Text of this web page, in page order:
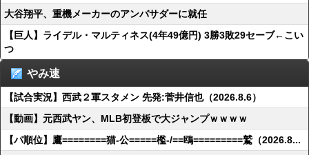
大谷翔平、重機メーカーのアンバサダーに就任
【巨人】ライデル・マルティネス(4年49億円) 3勝3敗29セーブ←こい
つ
やみ速
【試合実況】西武２軍スタメン 先発:菅井信也（2026.8.6）
【動画】元西武ヤン、MLB初登板で大ジャンプｗｗｗｗ
【パ順位】鷹========猫-公=====檻-/==鴎=========鷲（2026.8...